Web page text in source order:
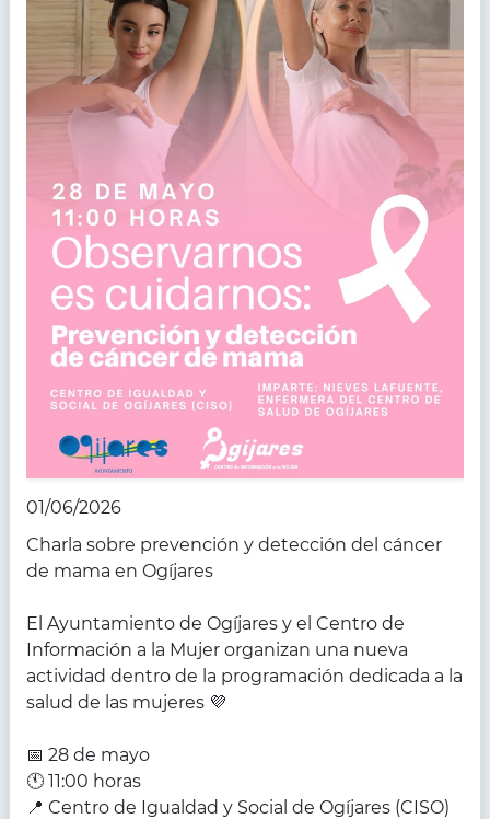
01/06/2026
Charla sobre prevención y detección del cáncer
de mama en Ogíjares
El Ayuntamiento de Ogíjares y el Centro de
Información a la Mujer organizan una nueva
actividad dentro de la programación dedicada a la
salud de las mujeres 💜
📅 28 de mayo
🕚 11:00 horas
📍 Centro de Igualdad y Social de Ogíjares (CISO)